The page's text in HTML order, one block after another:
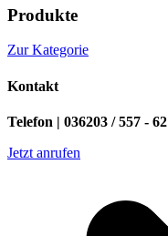
Produkte
Zur Kategorie
Kontakt
Telefon | 036203 / 557 - 62
Jetzt anrufen